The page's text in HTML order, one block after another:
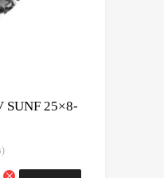
SUNF 25×8-